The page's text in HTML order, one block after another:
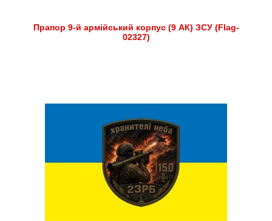
Прапор 9-й армійський корпус (9 АК) ЗСУ (Flag-
02327)